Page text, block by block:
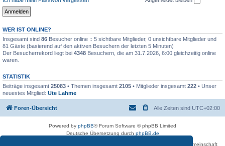
WER IST ONLINE?
Insgesamt sind 86 Besucher online :: 5 sichtbare Mitglieder, 0 unsichtbare Mitglieder und
81 Gäste (basierend auf den aktiven Besuchern der letzten 5 Minuten)
Der Besucherrekord liegt bei 4348 Besuchern, die am 31.7.2026, 6:00 gleichzeitig online
waren.
STATISTIK
Beiträge insgesamt 25083 • Themen insgesamt 2105 • Mitglieder insgesamt 222 • Unser
neuestes Mitglied: Ute Lahme
Foren-Übersicht Alle Zeiten sind UTC+02:00
Powered by phpBB® Forum Software © phpBB Limited
Deutsche Übersetzung durch phpBB.de
Betreiber des Forums für die Karl-May-Vereinigung – Arbeits- und Forschungsgemeinschaft